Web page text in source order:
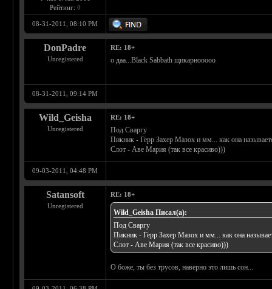
Рейтинг: 0
08-31-2011, 08:10 PM
DonPadre
Unregistered
RE: 18+
о даа...Black Sabbath щикарнооооо
08-31-2011, 09:14 PM
Wild_Geisha
Unregistered
RE: 18+
Под Сваргу
Пикник - Герр Захер Мазох и мм... как она
Слот - Аве Мария (так все красиво)))
09-03-2011, 04:48 PM
Satansoft
Unregistered
RE: 18+
Wild_Geisha Писал(а):
Под Сваргу
Пикник - Герр Захер Мазох и мм... как она
Слот - Аве Мария (так все красиво)))
О боже, ты без трусов, наверно это лишь сон...